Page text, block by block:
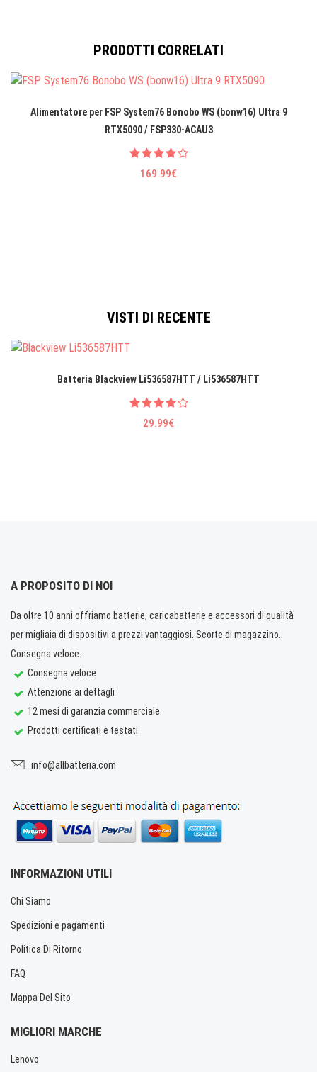
PRODOTTI CORRELATI
Alimentatore per FSP System76 Bonobo WS (bonw16) Ultra 9
RTX5090 / FSP330-ACAU3
169.99€
VISTI DI RECENTE
Batteria Blackview Li536587HTT / Li536587HTT
29.99€
A PROPOSITO DI NOI
Da oltre 10 anni offriamo batterie, caricabatterie e accessori di qualità
per migliaia di dispositivi a prezzi vantaggiosi. Scorte di magazzino.
Consegna veloce.
Consegna veloce
Attenzione ai dettagli
12 mesi di garanzia commerciale
Prodotti certificati e testati
info@allbatteria.com
INFORMAZIONI UTILI
Chi Siamo
Spedizioni e pagamenti
Politica Di Ritorno
FAQ
Mappa Del Sito
MIGLIORI MARCHE
Lenovo